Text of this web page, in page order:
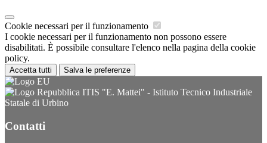
Cookie necessari per il funzionamento
I cookie necessari per il funzionamento non possono essere
disabilitati. È possibile consultare l'elenco nella pagina della cookie
policy.
Accetta tutti Salva le preferenze
ITIS "E. Mattei" - Istituto Tecnico Industriale
Statale di Urbino
Contatti